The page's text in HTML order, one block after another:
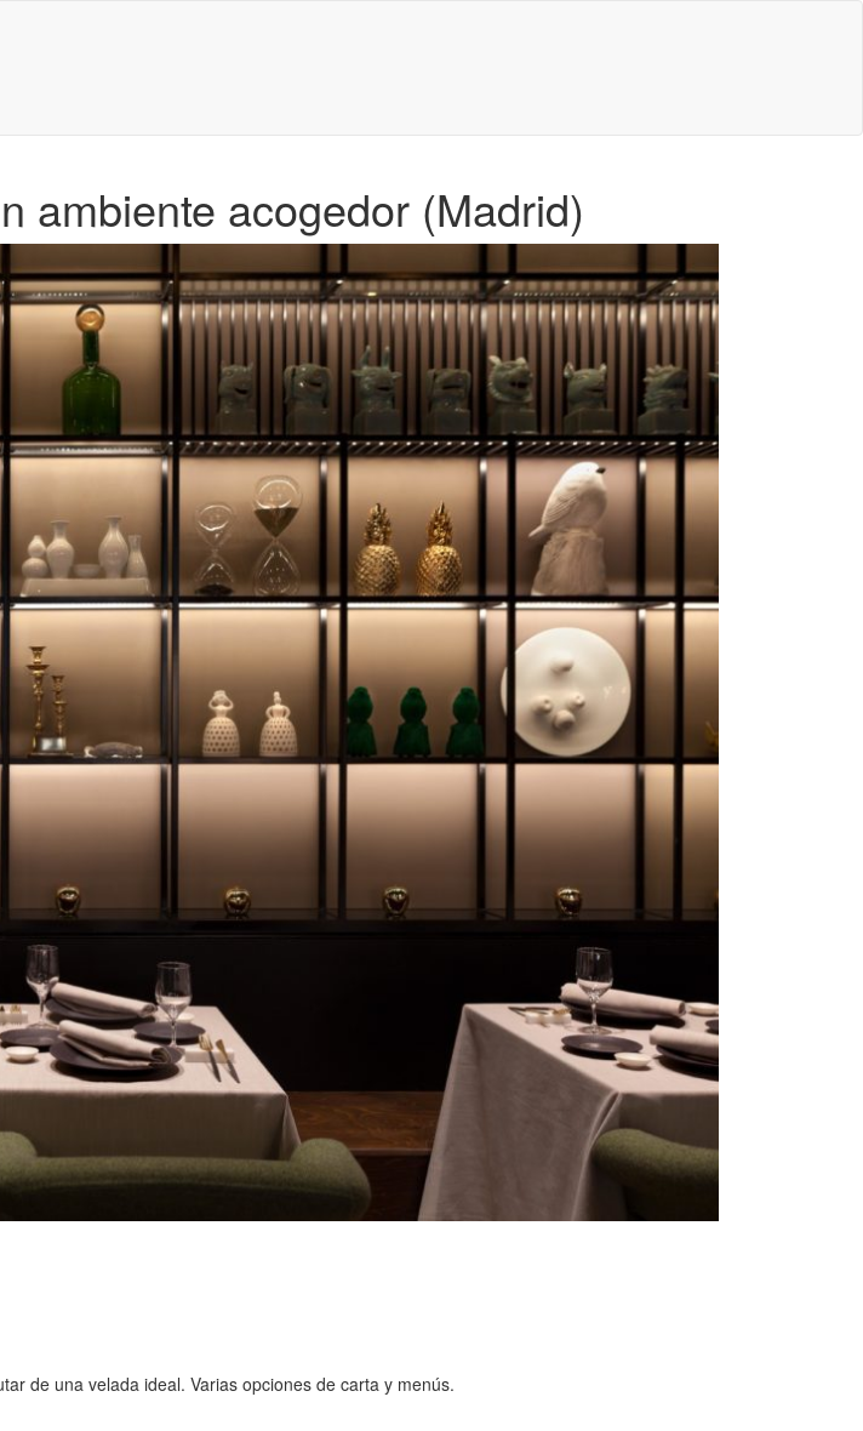
ambiente acogedor (Madrid)
de una velada ideal. Varias opciones de carta y menús.